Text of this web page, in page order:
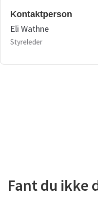
Kontaktperson
Eli Wathne
Styreleder
Fant du ikke